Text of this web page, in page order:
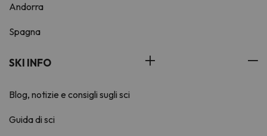
Andorra
Spagna
SKI INFO
Blog, notizie e consigli sugli sci
Guida di sci